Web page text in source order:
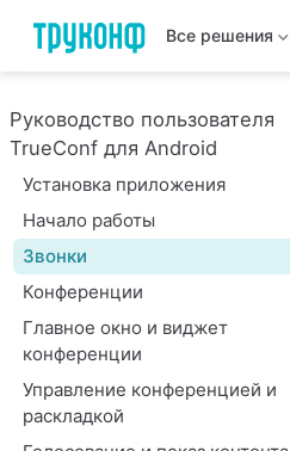
Все решения
Руководство пользователя
TrueConf для Android
Установка приложения
Начало работы
Звонки
Конференции
Главное окно и виджет
конференции
Управление конференцией и
раскладкой